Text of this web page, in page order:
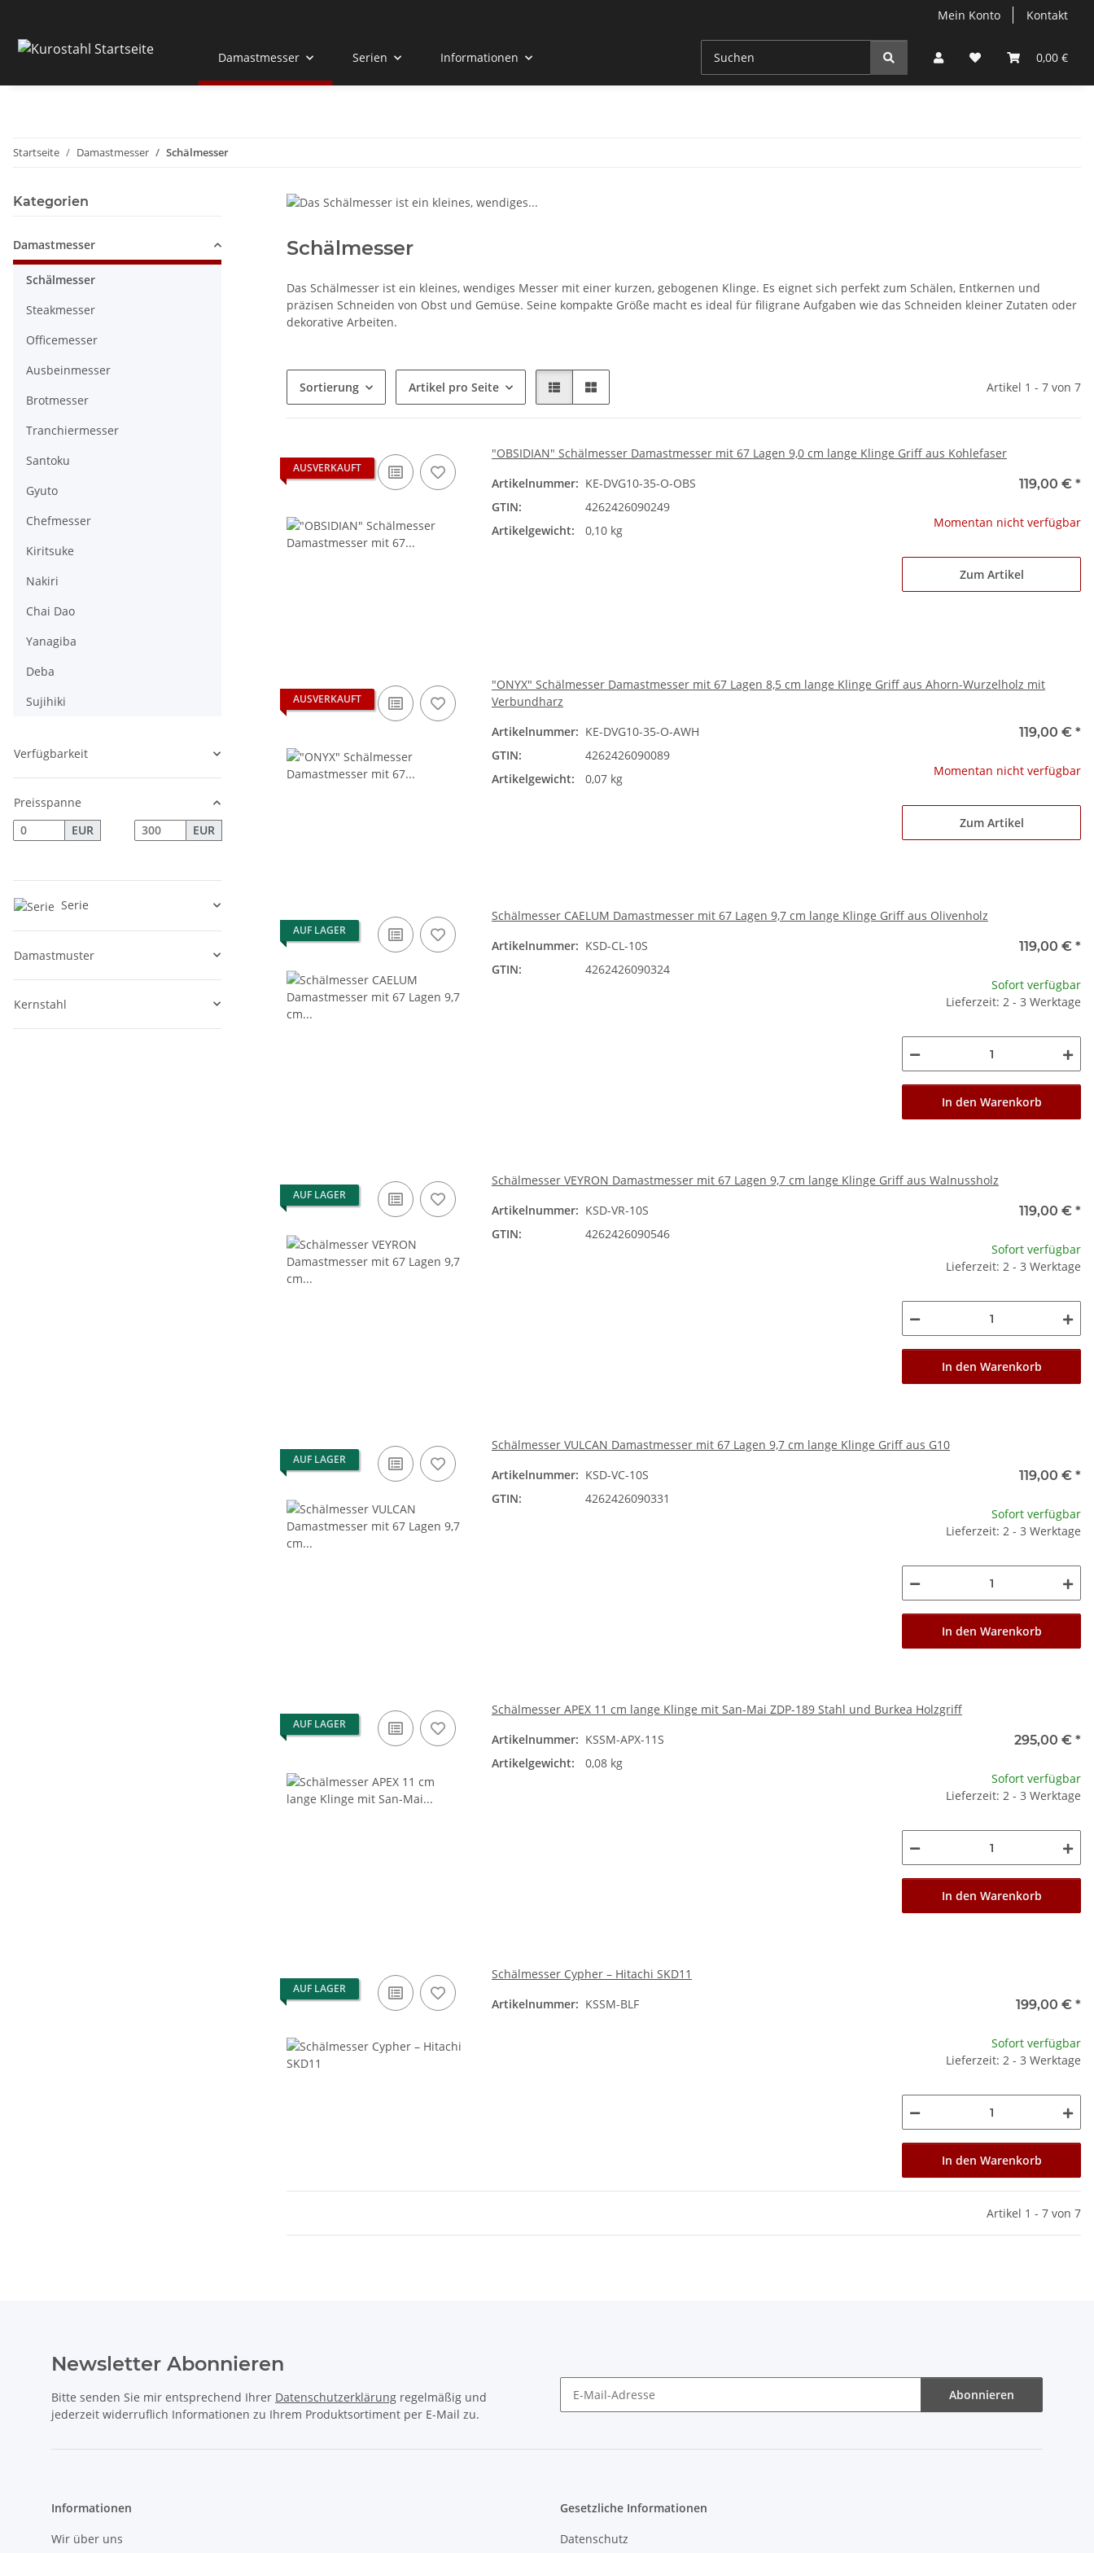
Mein Konto Kontakt
0,00 €
Damastmesser Serien Informationen
Startseite Damastmesser Schälmesser
Schälmesser
Das Schälmesser ist ein kleines, wendiges Messer mit einer kurzen, gebogenen Klinge. Es eignet sich perfekt zum Schälen, Entkernen und
präzisen Schneiden von Obst und Gemüse. Seine kompakte Größe macht es ideal für filigrane Aufgaben wie das Schneiden kleiner Zutaten oder
dekorative Arbeiten.
Sortierung Artikel pro Seite Artikel 1 - 7 von 7
AUSVERKAUFT
"OBSIDIAN" Schälmesser Damastmesser mit 67 Lagen 9,0 cm lange Klinge Griff aus Kohlefaser
Artikelnummer: KE-DVG10-35-O-OBS
GTIN:
4262426090249
Artikelgewicht:
0,10 kg
119,00 € *
Momentan nicht verfügbar
Zum Artikel
AUSVERKAUFT
"ONYX" Schälmesser Damastmesser mit 67 Lagen 8,5 cm lange Klinge Griff aus Ahorn-Wurzelholz mit
Verbundharz
Artikelnummer: KE-DVG10-35-O-AWH
GTIN:
4262426090089
Artikelgewicht:
0,07 kg
119,00 € *
Momentan nicht verfügbar
Zum Artikel
AUF LAGER
Schälmesser CAELUM Damastmesser mit 67 Lagen 9,7 cm lange Klinge Griff aus Olivenholz
Artikelnummer: KSD-CL-10S
GTIN:
4262426090324
119,00 € *
Sofort verfügbar
Lieferzeit: 2 - 3 Werktage
In den Warenkorb
AUF LAGER
Schälmesser VEYRON Damastmesser mit 67 Lagen 9,7 cm lange Klinge Griff aus Walnussholz
Artikelnummer: KSD-VR-10S
GTIN:
4262426090546
119,00 € *
Sofort verfügbar
Lieferzeit: 2 - 3 Werktage
In den Warenkorb
AUF LAGER
Schälmesser VULCAN Damastmesser mit 67 Lagen 9,7 cm lange Klinge Griff aus G10
Artikelnummer: KSD-VC-10S
GTIN:
4262426090331
119,00 € *
Sofort verfügbar
Lieferzeit: 2 - 3 Werktage
In den Warenkorb
AUF LAGER
Schälmesser APEX 11 cm lange Klinge mit San-Mai ZDP-189 Stahl und Burkea Holzgriff
Artikelnummer: KSSM-APX-11S
Artikelgewicht:
0,08 kg
295,00 € *
Sofort verfügbar
Lieferzeit: 2 - 3 Werktage
In den Warenkorb
AUF LAGER
Schälmesser Cypher – Hitachi SKD11
Artikelnummer: KSSM-BLF 199,00 € *
Sofort verfügbar
Lieferzeit: 2 - 3 Werktage
In den Warenkorb
Artikel 1 - 7 von 7
Kategorien
Damastmesser
Schälmesser
Steakmesser
Officemesser
Ausbeinmesser
Brotmesser
Tranchiermesser
Santoku
Gyuto
Chefmesser
Kiritsuke
Nakiri
Chai Dao
Yanagiba
Deba
Sujihiki
Verfügbarkeit
Preisspanne
EUR
EUR
Serie
Damastmuster
Kernstahl
Newsletter Abonnieren
Bitte senden Sie mir entsprechend Ihrer Datenschutzerklärung regelmäßig und
jederzeit widerruflich Informationen zu Ihrem Produktsortiment per E-Mail zu.
Abonnieren
Informationen
Wir über uns
Gesetzliche Informationen
Datenschutz